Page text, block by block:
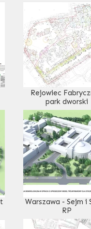
Rejowiec
park dworski
Warszawa - Sejm i
RP